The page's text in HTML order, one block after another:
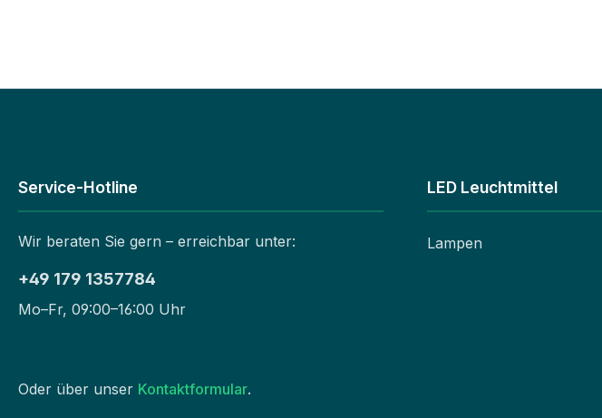
Service-Hotline
Wir beraten Sie gern – erreichbar unter:
+49 179 1357784
Mo–Fr, 09:00–16:00 Uhr
Oder über unser Kontaktformular.
LED Leuchtmittel
Lampen